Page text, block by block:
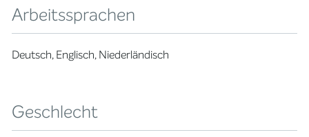
Arbeitssprachen
Deutsch, Englisch, Niederländisch
Geschlecht